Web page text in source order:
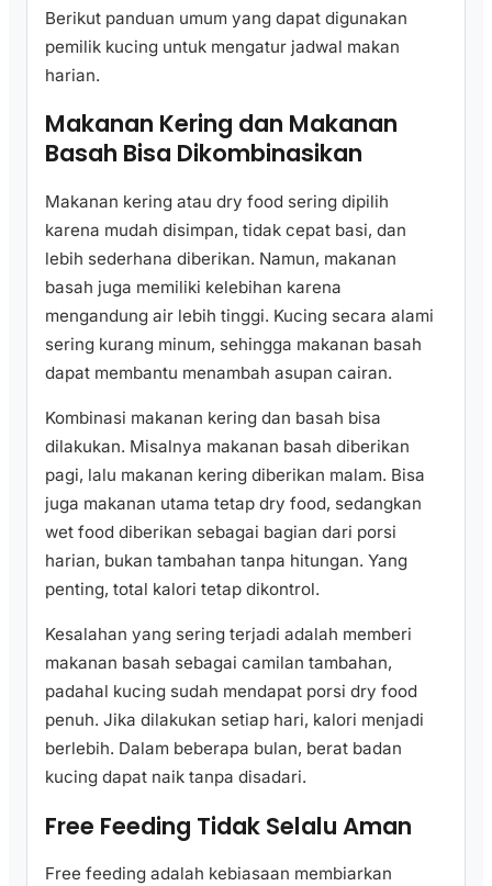
Berikut panduan umum yang dapat digunakan
pemilik kucing untuk mengatur jadwal makan
harian.
Makanan Kering dan Makanan
Basah Bisa Dikombinasikan
Makanan kering atau dry food sering dipilih
karena mudah disimpan, tidak cepat basi, dan
lebih sederhana diberikan. Namun, makanan
basah juga memiliki kelebihan karena
mengandung air lebih tinggi. Kucing secara alami
sering kurang minum, sehingga makanan basah
dapat membantu menambah asupan cairan.
Kombinasi makanan kering dan basah bisa
dilakukan. Misalnya makanan basah diberikan
pagi, lalu makanan kering diberikan malam. Bisa
juga makanan utama tetap dry food, sedangkan
wet food diberikan sebagai bagian dari porsi
harian, bukan tambahan tanpa hitungan. Yang
penting, total kalori tetap dikontrol.
Kesalahan yang sering terjadi adalah memberi
makanan basah sebagai camilan tambahan,
padahal kucing sudah mendapat porsi dry food
penuh. Jika dilakukan setiap hari, kalori menjadi
berlebih. Dalam beberapa bulan, berat badan
kucing dapat naik tanpa disadari.
Free Feeding Tidak Selalu Aman
Free feeding adalah kebiasaan membiarkan